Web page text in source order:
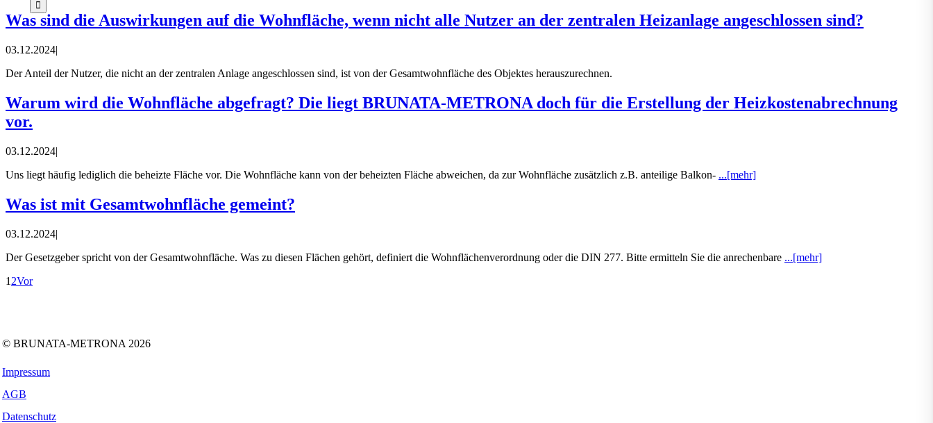
Was sind die Auswirkungen auf die Wohnfläche, wenn nicht alle Nutzer an der zentralen Heizanlage angeschlossen sind?
03.12.2024|
Der Anteil der Nutzer, die nicht an der zentralen Anlage angeschlossen sind, ist von der Gesamtwohnfläche des Objektes herauszurechnen.
Warum wird die Wohnfläche abgefragt? Die liegt BRUNATA-METRONA doch für die Erstellung der Heizkostenabrechnung
vor.
03.12.2024|
Uns liegt häufig lediglich die beheizte Fläche vor. Die Wohnfläche kann von der beheizten Fläche abweichen, da zur Wohnfläche zusätzlich z.B. anteilige Balkon- ...[mehr]
Was ist mit Gesamtwohnfläche gemeint?
03.12.2024|
Der Gesetzgeber spricht von der Gesamtwohnfläche. Was zu diesen Flächen gehört, definiert die Wohnflächenverordnung oder die DIN 277. Bitte ermitteln Sie die anrechenbare ...[mehr]
1 2Vor
© BRUNATA-METRONA 2026
Impressum
AGB
Datenschutz